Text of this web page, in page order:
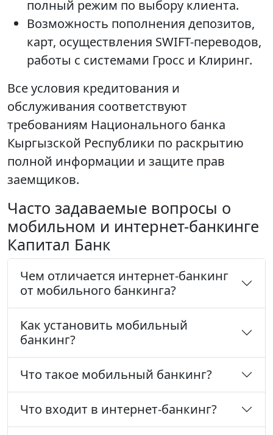
полный режим по выбору клиента.
Возможность пополнения депозитов,
карт, осуществления SWIFT-переводов,
работы с системами Гросс и Клиринг.
Все условия кредитования и
обслуживания соответствуют
требованиям Национального банка
Кыргызской Республики по раскрытию
полной информации и защите прав
заемщиков.
Часто задаваемые вопросы о
мобильном и интернет-банкинге
Капитал Банк
Чем отличается интернет-банкинг
от мобильного банкинга?
Как установить мобильный
банкинг?
Что такое мобильный банкинг?
Что входит в интернет-банкинг?